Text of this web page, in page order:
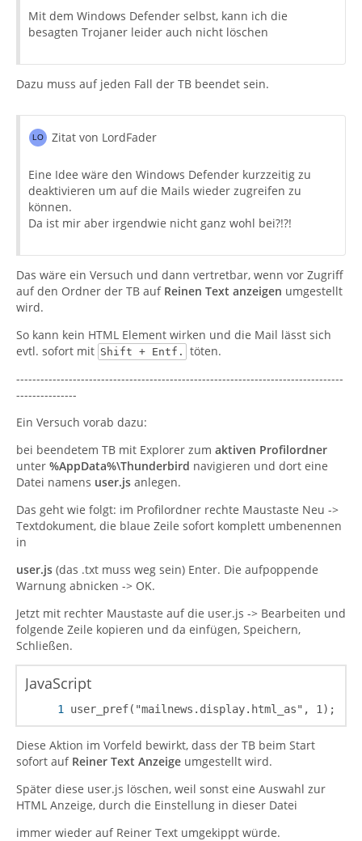
Mit dem Windows Defender selbst, kann ich die
besagten Trojaner leider auch nicht löschen
Dazu muss auf jeden Fall der TB beendet sein.
Zitat von LordFader
Eine Idee wäre den Windows Defender kurzzeitig zu
deaktivieren um auf die Mails wieder zugreifen zu
können.
Da ist mir aber irgendwie nicht ganz wohl bei?!?!
Das wäre ein Versuch und dann vertretbar, wenn vor Zugriff
auf den Ordner der TB auf Reinen Text anzeigen umgestellt
wird.
So kann kein HTML Element wirken und die Mail lässt sich
evtl. sofort mit Shift + Entf.
töten.
---------------------------------------------------------------------------------
---------------
Ein Versuch vorab dazu:
bei beendetem TB mit Explorer zum aktiven Profilordner
unter %AppData%\Thunderbird navigieren und dort eine
Datei namens user.js anlegen.
Das geht wie folgt: im Profilordner rechte Maustaste Neu ->
Textdokument, die blaue Zeile sofort komplett umbenennen
in
user.js (das .txt muss weg sein) Enter. Die aufpoppende
Warnung abnicken -> OK.
Jetzt mit rechter Maustaste auf die user.js -> Bearbeiten und
folgende Zeile kopieren und da einfügen, Speichern,
Schließen.
JavaScript
user_pref("mailnews.display.html_as", 1);
Diese Aktion im Vorfeld bewirkt, dass der TB beim Start
sofort auf Reiner Text Anzeige umgestellt wird.
Später diese user.js löschen, weil sonst eine Auswahl zur
HTML Anzeige, durch die Einstellung in dieser Datei
immer wieder auf Reiner Text umgekippt würde.